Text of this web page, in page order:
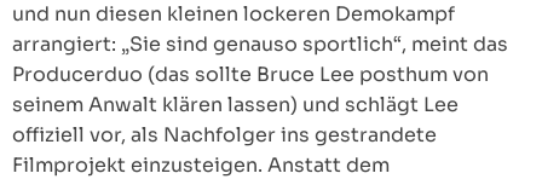
und nun diesen kleinen lockeren Demokampf
arrangiert: „Sie sind genauso sportlich“, meint das
Producerduo (das sollte Bruce Lee posthum von
seinem Anwalt klären lassen) und schlägt Lee
offiziell vor, als Nachfolger ins gestrandete
Filmprojekt einzusteigen. Anstatt dem